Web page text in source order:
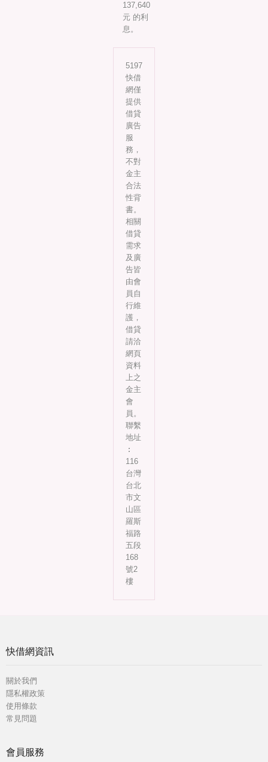
137,640
元 的利
息。
5197
快借
網僅
提供
借貸
廣告
服
務，
不對
金主
合法
性背
書。
相關
借貸
需求
及廣
告皆
由會
員自
行維
護，
借貸
請洽
網頁
資料
上之
金主
會
員。
聯繫
地址
︰
116
台灣
台北
市文
山區
羅斯
福路
五段
168
號2
樓
快借網資訊
關於我們
隱私權政策
使用條款
常見問題
會員服務